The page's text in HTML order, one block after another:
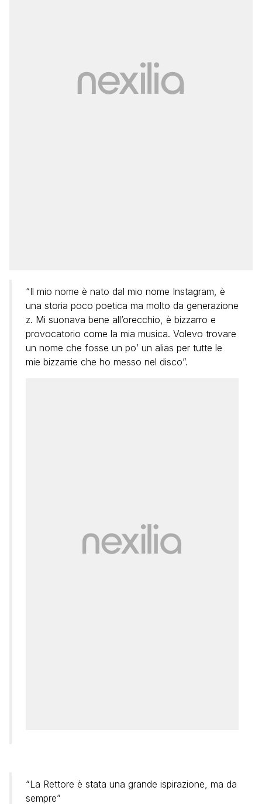
“Il mio nome è nato dal mio nome Instagram, è
una storia poco poetica ma molto da generazione
z. Mi suonava bene all’orecchio, è bizzarro e
provocatorio come la mia musica. Volevo trovare
un nome che fosse un po’ un alias per tutte le
mie bizzarrie che ho messo nel disco”.
“La Rettore è stata una grande ispirazione, ma da
sempre”